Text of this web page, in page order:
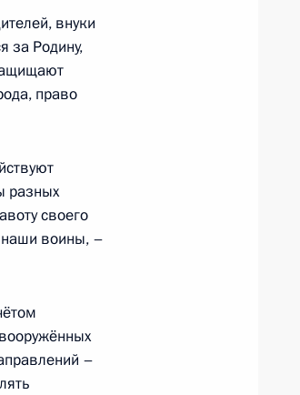
внуки
за Родину,
право
разных
своего
наши воины, –
–